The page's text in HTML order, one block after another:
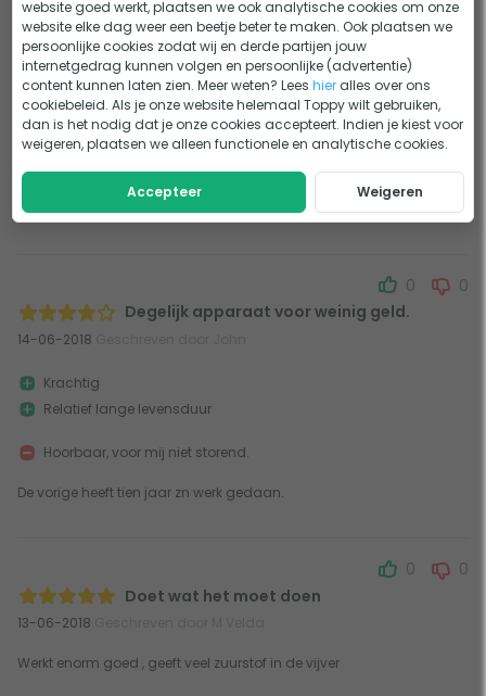
Krachtige pomp
05-05-2020Geschreven door Ger
Krachtige pomp, lage prijs, geluidsniveau aanvaardbaar
Goedkoop
Krachtig
Degelijk apparaat voor weinig geld.
14-06-2018
0 0
De vorige heeft tien jaar zn werk gedaan.
Krachtig
Relatief lange levensduur
Hoorbaar, voor mij niet storend.
Doet wat het moet doen
13-06-2018
0 0
Werkt enorm goed , geeft veel zuurstof in de vijver
website goed werkt, plaatsen we ook analytische cookies om onze
website elke dag weer een beetje beter te maken. Ook plaatsen we
persoonlijke cookies zodat wij en derde partijen jouw
internetgedrag kunnen volgen en persoonlijke (advertentie)
content kunnen laten zien. Meer weten? Leeshier alles over ons
cookiebeleid. Als je onze website helemaal Toppy wilt gebruiken,
dan is het nodig dat je onze cookies accepteert. Indien je kiest voor
weigeren, plaatsen we alleen functionele en analytische cookies.
Accepteer Weigeren